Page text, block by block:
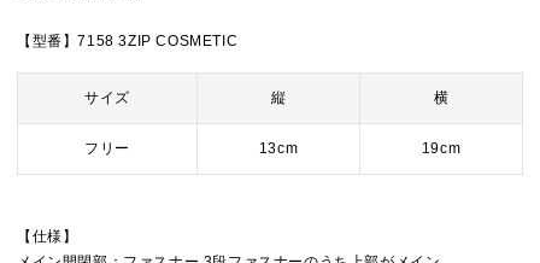
【型番】7158 3ZIP COSMETIC
サイズ 縦 横
フリー 13cm 19cm
【仕様】